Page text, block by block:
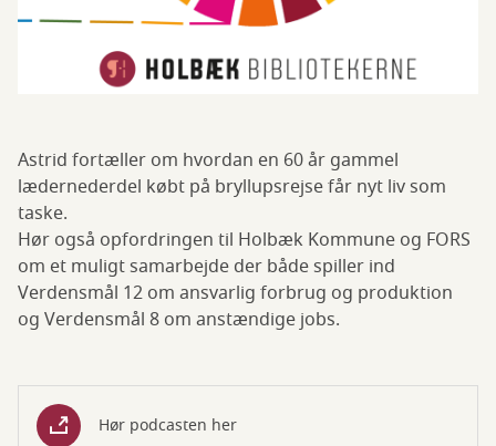
Astrid fortæller om hvordan en 60 år gammel
lædernederdel købt på bryllupsrejse får nyt liv som
taske.
Hør også opfordringen til Holbæk Kommune og FORS
om et muligt samarbejde der både spiller ind
Verdensmål 12 om ansvarlig forbrug og produktion
og Verdensmål 8 om anstændige jobs.
Hør podcasten her